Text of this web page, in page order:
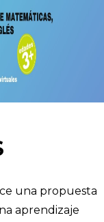
una propuesta
aprendizaje